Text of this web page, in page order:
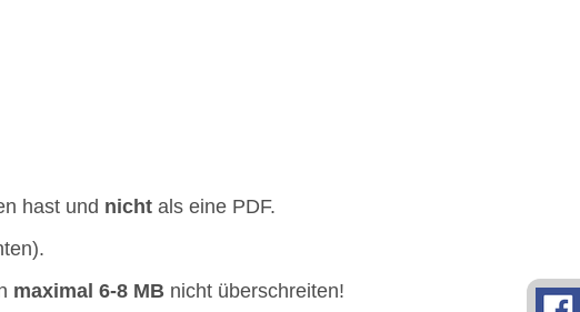
hast und nicht als eine PDF.
maximal 6-8 MB nicht überschreiten!